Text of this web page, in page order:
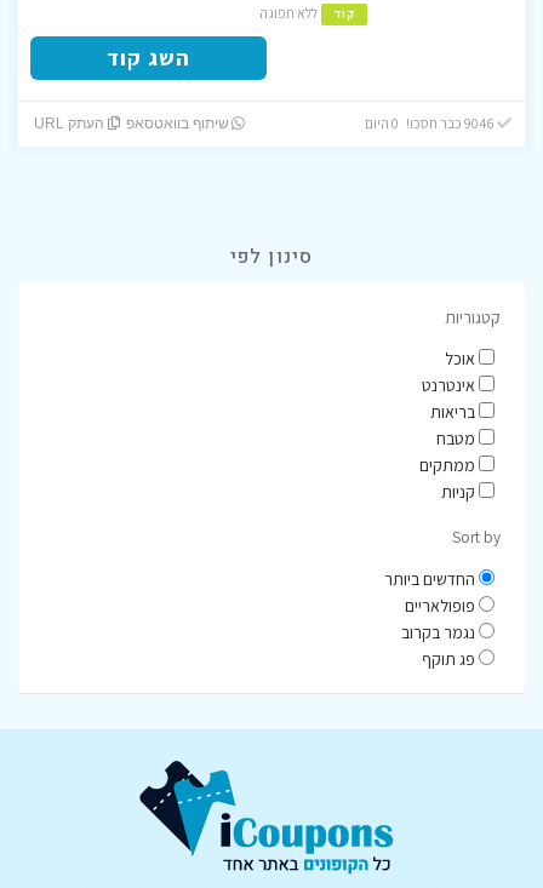
קוד ללא תפוגה
השג קוד
9046 כבר חסכו! 0 היום שיתוף בוואטסאפ העתק URL
סינון לפי
קטגוריות
אוכל
אינטרנט
בריאות
מטבח
ממתקים
קניות
Sort by
החדשים ביותר
פופולאריים
נגמר בקרוב
פג תוקף